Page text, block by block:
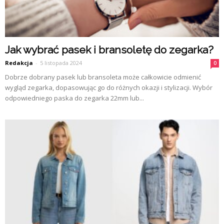
Jak wybrać pasek i bransoletę do zegarka?
Redakcja - 5 listopada 2024 0
Dobrze dobrany pasek lub bransoleta może całkowicie odmienić
wygląd zegarka, dopasowując go do różnych okazji i stylizacji. Wybór
odpowiedniego paska do zegarka 22mm lub...